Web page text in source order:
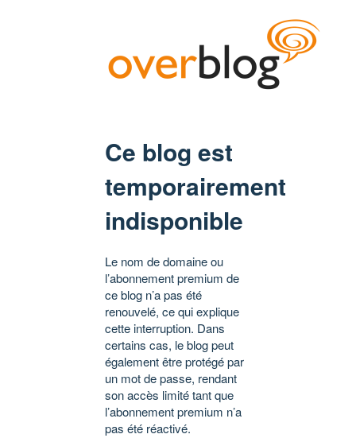
Ce blog est
temporairement
indisponible
Le nom de domaine ou
l’abonnement premium de
ce blog n’a pas été
renouvelé, ce qui explique
cette interruption. Dans
certains cas, le blog peut
également être protégé par
un mot de passe, rendant
son accès limité tant que
l’abonnement premium n’a
pas été réactivé.